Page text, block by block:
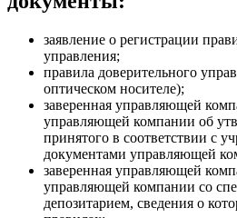
заявление о регистрации
управления;
правила доверительного
оптическом носителе);
заверенная управляющей
управляющей компании об
принятого в соответствии с
документами управляющей
заверенная управляющей
управляющей компании со
депозитарием, сведения о